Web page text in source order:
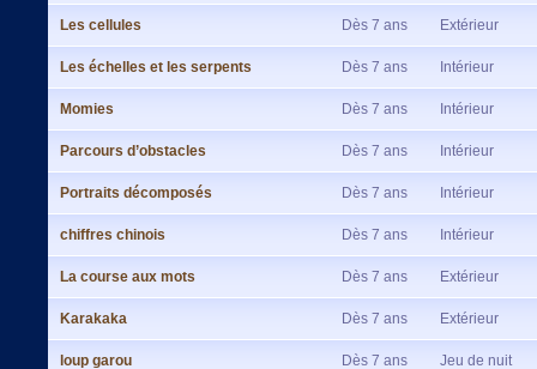
Les cellules Dès 7 ans Extérieur
Les échelles et les serpents Dès 7 ans Intérieur
Momies Dès 7 ans Intérieur
Parcours d’obstacles Dès 7 ans Intérieur
Portraits décomposés Dès 7 ans Intérieur
chiffres chinois Dès 7 ans Intérieur
La course aux mots Dès 7 ans Extérieur
Karakaka Dès 7 ans Extérieur
loup garou Dès 7 ans Jeu de nuit